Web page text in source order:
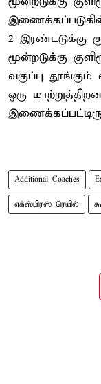
2 இரண்டடுக்கு
மூன்றடுக்கு
வகுப்பு
ஒரு
Additional Coaches
எக்ஸ்பிரஸ் ரெயில்